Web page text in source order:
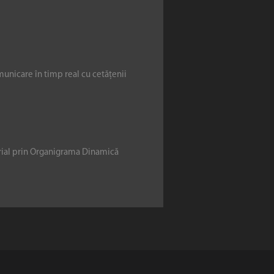
în timp real cu cetățenii
prin Organigrama Dinamică